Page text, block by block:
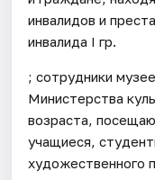
инвалидов и
инвалида I гр.
; сотрудники
Министерства
возраста,
учащиеся,
художественного